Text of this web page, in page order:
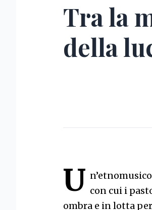
Tra la
della
U con cui i
ombra e in lotta